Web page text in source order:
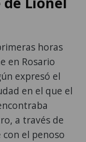
horas
en Rosario
expresó el
en el que el
a través de
el penoso